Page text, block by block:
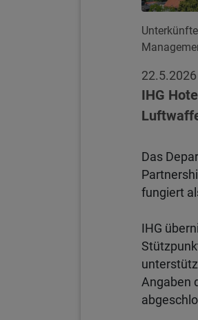
22.5.2026
IHG
Das
fungiert
IHG
Angaben